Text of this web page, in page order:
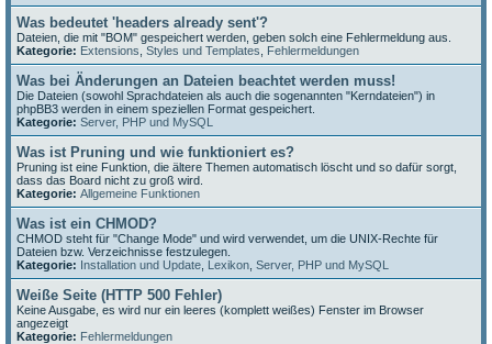
Was bedeutet 'headers already sent'?
Dateien, die mit "BOM" gespeichert werden, geben solch eine Fehlermeldung aus.
Kategorie: Extensions Styles und Templates Fehlermeldungen
Was bei Änderungen an Dateien beachtet werden muss!
Die Dateien (sowohl Sprachdateien als auch die sogenannten "Kerndateien") in
phpBB3 werden in einem speziellen Format gespeichert.
Kategorie: Server, PHP und MySQL
Was ist Pruning und wie funktioniert es?
Pruning ist eine Funktion, die ältere Themen automatisch löscht und so dafür sorgt,
dass das Board nicht zu groß wird.
Kategorie: Allgemeine Funktionen
Was ist ein CHMOD?
CHMOD steht für "Change Mode" und wird verwendet, um die UNIX-Rechte für
Dateien bzw. Verzeichnisse festzulegen.
Kategorie: Installation und Update Lexikon Server, PHP und MySQL
Weiße Seite (HTTP 500 Fehler)
Keine Ausgabe, es wird nur ein leeres (komplett weißes) Fenster im Browser
angezeigt
Kategorie: Fehlermeldungen